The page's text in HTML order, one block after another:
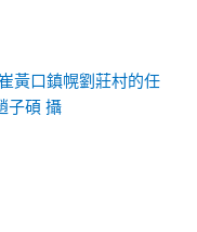
黃口鎮幌劉莊村的任
子碩 攝